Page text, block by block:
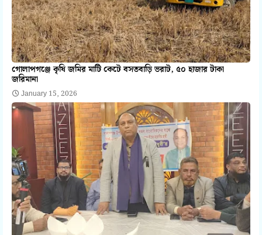
গোলাপগঞ্জে কৃষি জমির মাটি কেটে বসতবাড়ি ভরাট, ৫০ হাজার টাকা
জরিমানা
January 15, 2026